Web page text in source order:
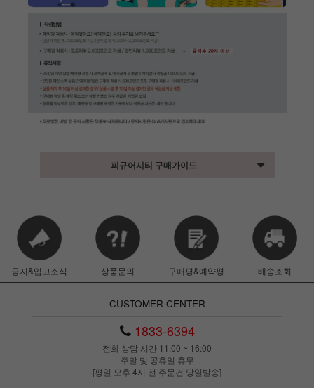
피규어시티 구매가이드
공지&입고소식 상품문의 구매평&예약평 배송조회
CUSTOMER CENTER
1833-6394
전화 상담 시간 11:00 ~ 16:00
- 주말 및 공휴일 휴무 -
[평일 오후 4시 전 주문건 당일발송]